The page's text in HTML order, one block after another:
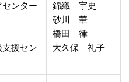
ンター
支援セン
錦織 宇史
砂川 華
橋田 律
大久保 礼子